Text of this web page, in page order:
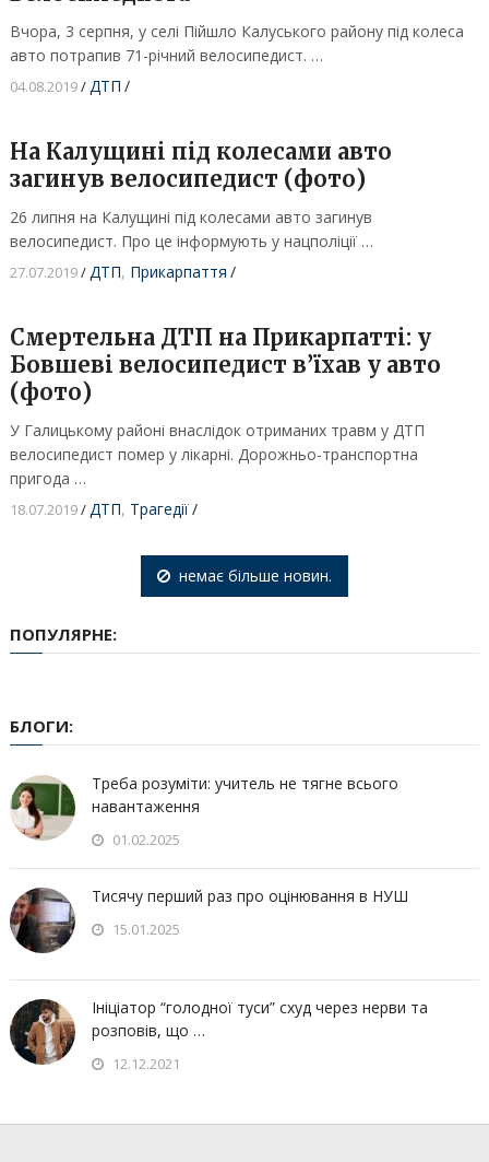
Вчора, 3 серпня, у селі Пійшло Калуського району під колеса
авто потрапив 71-річний велосипедист. …
04.08.2019/ДТП /
На Калущині під колесами авто
загинув велосипедист (фото)
26 липня на Калущині під колесами авто загинув
велосипедист. Про це інформують у нацполіції …
27.07.2019/ДТП, Прикарпаття /
Смертельна ДТП на Прикарпатті: у
Бовшеві велосипедист в’їхав у авто
(фото)
У Галицькому районі внаслідок отриманих травм у ДТП
велосипедист помер у лікарні. Дорожньо-транспортна
пригода …
18.07.2019/ДТП, Трагедії/
немає більше новин.
ПОПУЛЯРНЕ:
БЛОГИ:
Треба розуміти: учитель не тягне всього
навантаження
01.02.2025
Тисячу перший раз про оцінювання в НУШ
15.01.2025
Ініціатор “голодної туси” схуд через нерви та
розповів, що …
12.12.2021